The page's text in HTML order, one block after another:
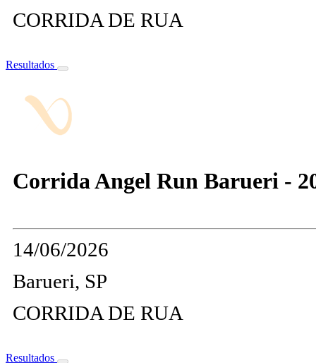
CORRIDA DE RUA
Resultados
Corrida Angel Run Barueri -
14/06/2026
Barueri, SP
CORRIDA DE RUA
Resultados